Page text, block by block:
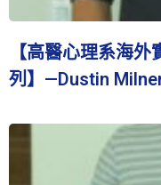
【高醫心理系海
列】—Dustin